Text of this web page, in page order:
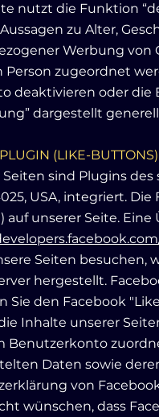
nutzt die Funktion
zu Alter,
Werbung von
zugeordnet
deaktivieren oder die
dargestellt
(LIKE-BUTTONS)
sind Plugins des
USA, integriert.
auf unserer Seite.
Seiten besuchen,
hergestellt.
Sie den Facebook
Inhalte unserer
Benutzerkonto
Daten sowie
von
wünschen, dass